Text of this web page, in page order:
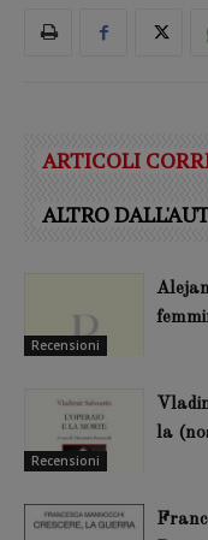
ARTICOLI
ALTRO
Recensioni
Recensioni
la